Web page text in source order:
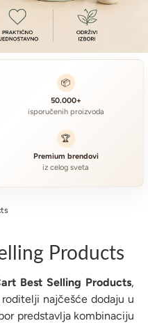
📦
50.000+
isporučenih proizvoda
🏆
Premium brendovi
iz celog sveta
Products
Best Selling Products,
najčešće dodaju u
predstavlja kombinaciju